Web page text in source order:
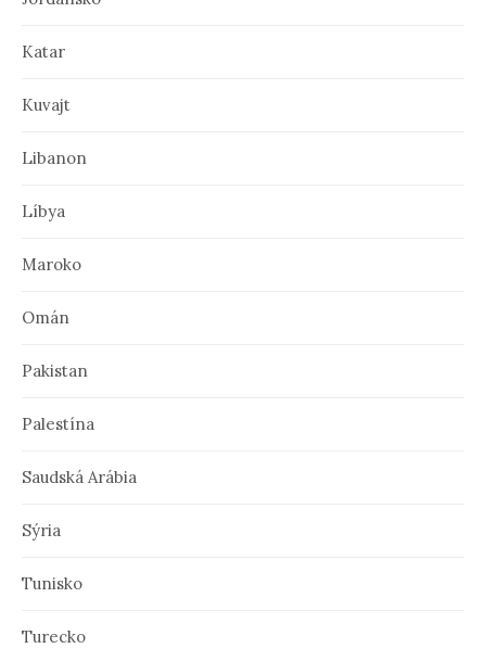
Katar
Kuvajt
Libanon
Líbya
Maroko
Omán
Pakistan
Palestína
Saudská Arábia
Sýria
Tunisko
Turecko